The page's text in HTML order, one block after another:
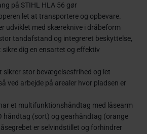
på STIHL HLA 56 gør
let at transportere og opbevare.
udviklet med skæreknive i dråbeform
tandafstand og integreret beskyttelse,
sikre dig en ensartet og effektiv
sikrer stor bevægelsesfrihed og let
ved arbejde på arealer hvor pladsen er
et multifunktionshåndtag med låsearm
håndtag (sort) og gearhåndtag (orange
er selvindstillet og forhindrer